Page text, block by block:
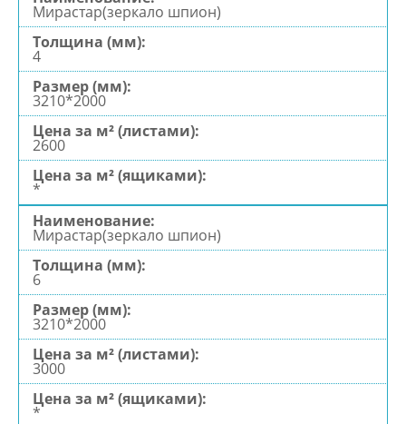
Мирастар(зеркало шпион)
4
3210*2000
2600
*
Мирастар(зеркало шпион)
6
3210*2000
3000
*